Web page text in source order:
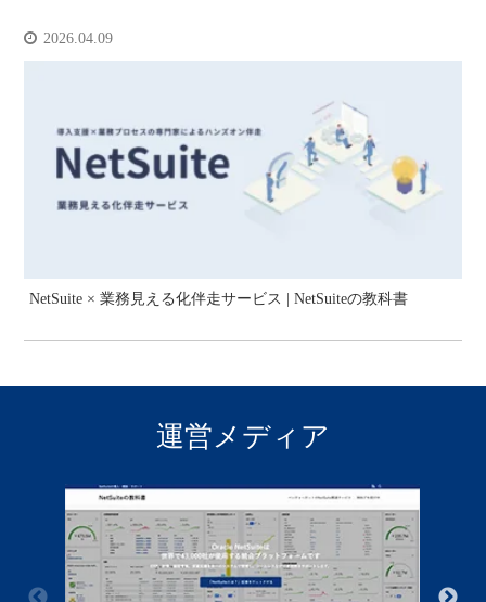
2026.04.09
NetSuite × 業務見える化伴走サービス | NetSuiteの教科書
運営メディア